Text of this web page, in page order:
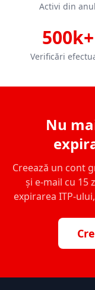
Activi din anul
500k+
Verificări
Nu
Creează un cont
și e-mail cu 15
expirarea ITP-